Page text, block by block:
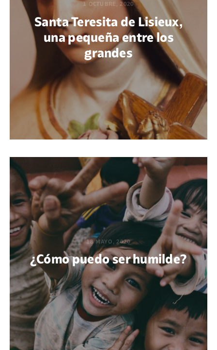
1 OCTUBRE, 2020
Santa Teresita de Lisieux,
una pequeña entre los
grandes
POR BEATRIZ AZAÑEDO
18 MAYO, 2020
¿Cómo puedo ser humilde?
POR DIEGO QUIJANO